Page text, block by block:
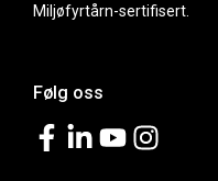
Miljøfyrtårn-sertifisert.
Følg oss